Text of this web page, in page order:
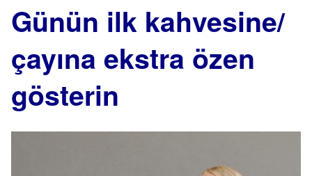
Günün ilk kahvesine/
çayına ekstra özen
gösterin